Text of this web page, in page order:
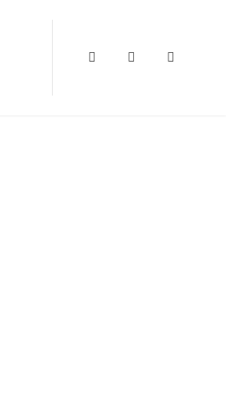
InstagramFacebook